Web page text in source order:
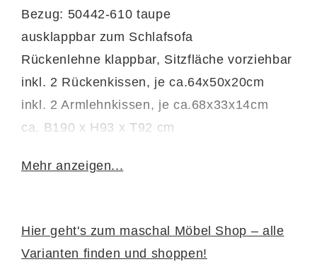
Bezug: 50442-610 taupe
ausklappbar zum Schlafsofa
Rückenlehne klappbar, Sitzfläche vorziehbar
inkl. 2 Rückenkissen, je ca.64x50x20cm
inkl. 2 Armlehnkissen, je ca.68x33x14cm
ca. B190 x H93 x T92 cm
Artikel-Nr. 10012002..
Mehr anzeigen...
Hier geht's zum maschal Möbel Shop – alle
Varianten finden und shoppen!